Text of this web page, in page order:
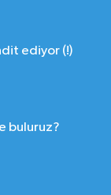
ediyor (!)
buluruz?